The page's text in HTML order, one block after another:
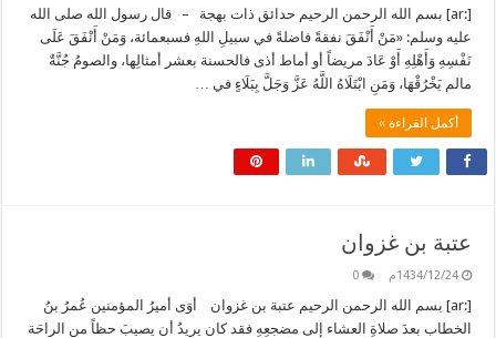
[:ar] بسم الله الرحمن الرحيم حدائق ذات بهجة – قال رسول الله صلى الله
عليه وسلم: «مَنْ أَنْفَقَ نفقةً فاضلةً في سبيلِ اللهِ فسبعمائة، وَمَنْ أَنْفَقَ عَلَى
نَفْسِهِ وَأَهْلِهِ أَوْ عَادَ مريضاً أو أماط أذى فالحسنة بعشر أمثالِها، والصومُ جُنَّةٌ
مالم يَخْرُقْهَا، وَمَنِ ابْتَلَاهُ اللَّهُ عَزَّ وَجَلَّ بِبَلَاءٍ في …
أكمل القراءة »
عتبة بن غزوان
1434/12/24م 0
[:ar] بسم الله الرحمن الرحيم عتبة بن غزوان أوَى أميرُ المؤمنين عُمرُ بنُ
الخطاب بعدَ صلاةِ العشاء إلى مضجعِهِ فقد كان يريدُ أن يصيبَ حظاً من الراحَة